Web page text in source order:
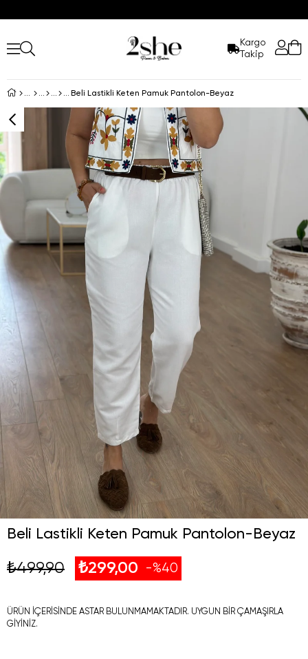
Kargo
Takip
Beli Lastikli Keten Pamuk Pantolon-Beyaz
Beli Lastikli Keten Pamuk Pantolon-Beyaz
₺499,90 ₺299,00 40
ÜRÜN İÇERİSİNDE ASTAR BULUNMAMAKTADIR. UYGUN BİR ÇAMAŞIRLA
GİYİNİZ.